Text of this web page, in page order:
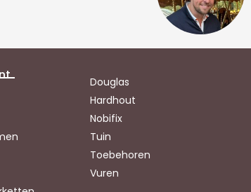
Douglas
Hardhout
Nobifix
Tuin
Toebehoren
Vuren